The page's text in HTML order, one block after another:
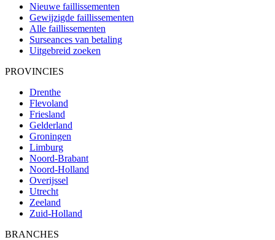
Nieuwe faillissementen
Gewijzigde faillissementen
Alle faillissementen
Surseances van betaling
Uitgebreid zoeken
PROVINCIES
Drenthe
Flevoland
Friesland
Gelderland
Groningen
Limburg
Noord-Brabant
Noord-Holland
Overijssel
Utrecht
Zeeland
Zuid-Holland
BRANCHES